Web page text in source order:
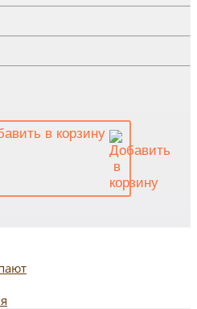
в корзину